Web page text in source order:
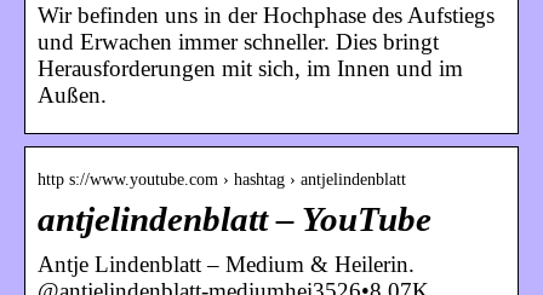
Wir befinden uns in der Hochphase des Aufstiegs
und Erwachen immer schneller. Dies bringt
Herausforderungen mit sich, im Innen und im
Außen.
http s://www.youtube.com › hashtag › antjelindenblatt
antjelindenblatt – YouTube
Antje Lindenblatt – Medium & Heilerin.